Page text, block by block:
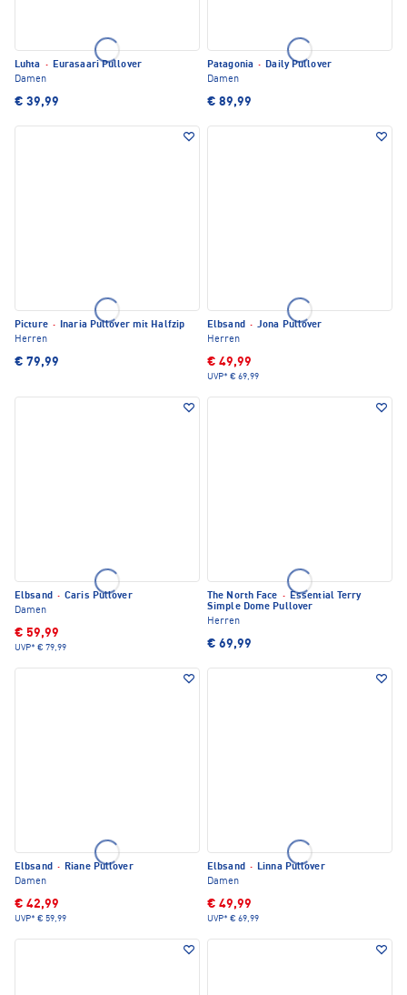
Luhta · Eurasaari Pullover
Damen
€ 39,99
Patagonia · Daily Pullover
Damen
€ 89,99
Picture · Inaria Pullover mit Halfzip
Herren
€ 79,99
Elbsand · Jona Pullover
Herren
€ 49,99
UVP* € 69,99
Elbsand · Caris Pullover
Damen
€ 59,99
UVP* € 79,99
The North Face · Essential Terry
Simple Dome Pullover
Herren
€ 69,99
Elbsand · Riane Pullover
Damen
€ 42,99
UVP* € 59,99
Elbsand · Linna Pullover
Damen
€ 49,99
UVP* € 69,99